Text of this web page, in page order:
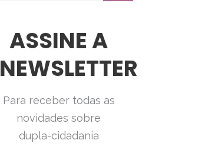
ASSINE A
NEWSLETTER
Para receber todas as
novidades sobre
dupla-cidadania